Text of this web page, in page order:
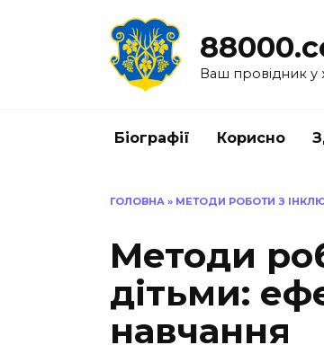
Ваш провідник у
Біографії Корисно
ГОЛОВНА » МЕТОДИ РОБОТИ З
Методи
дітьми:
навчання